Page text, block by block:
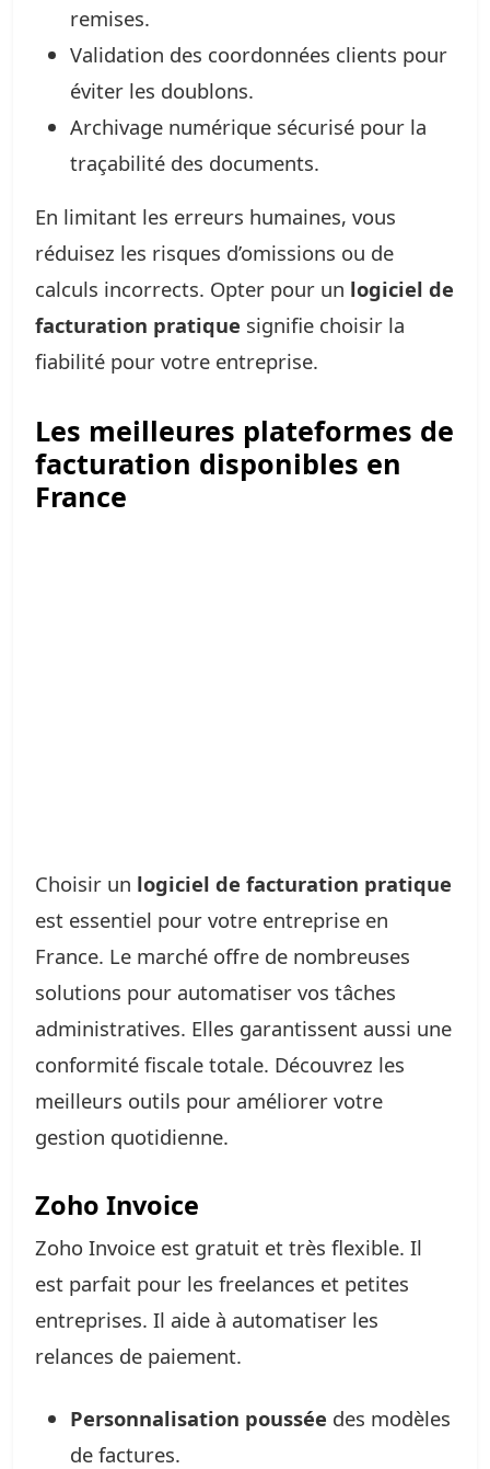
remises.
Validation des coordonnées clients pour
éviter les doublons.
Archivage numérique sécurisé pour la
traçabilité des documents.
En limitant les erreurs humaines, vous
réduisez les risques d’omissions ou de
calculs incorrects. Opter pour un logiciel de
facturation pratique signifie choisir la
fiabilité pour votre entreprise.
Les meilleures plateformes de
facturation disponibles en
France
Choisir un logiciel de facturation pratique
est essentiel pour votre entreprise en
France. Le marché offre de nombreuses
solutions pour automatiser vos tâches
administratives. Elles garantissent aussi une
conformité fiscale totale. Découvrez les
meilleurs outils pour améliorer votre
gestion quotidienne.
Zoho Invoice
Zoho Invoice est gratuit et très flexible. Il
est parfait pour les freelances et petites
entreprises. Il aide à automatiser les
relances de paiement.
Personnalisation poussée des modèles
de factures.